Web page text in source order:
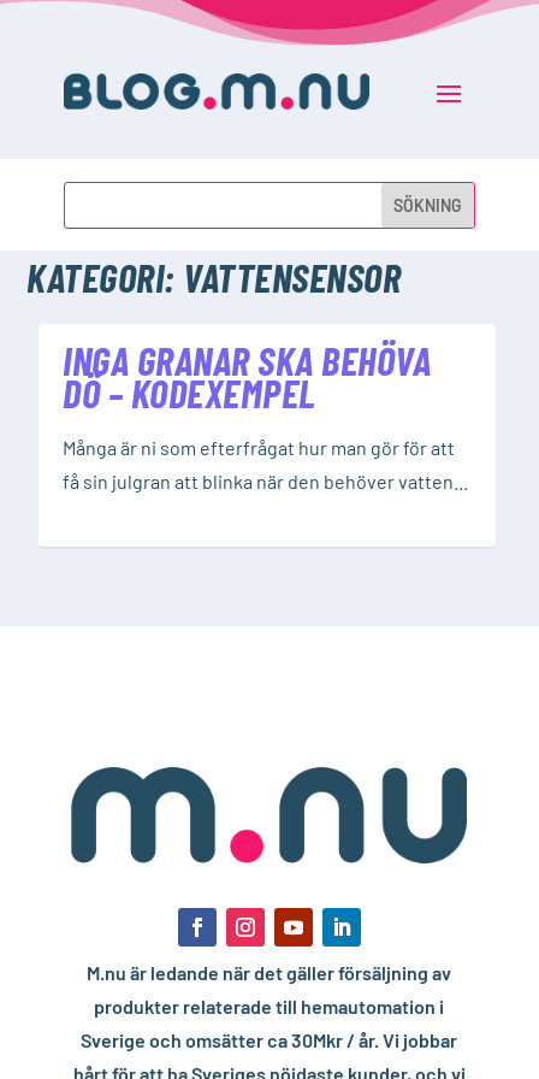
KATEGORI: VATTENSENSOR
INGA GRANAR SKA BEHÖVA
DÖ – KODEXEMPEL
Många är ni som efterfrågat hur man gör för att
få sin julgran att blinka när den behöver vatten...
M.nu är ledande när det gäller försäljning av
produkter relaterade till hemautomation i
Sverige och omsätter ca 30Mkr / år. Vi jobbar
hårt för att ha Sveriges nöjdaste kunder, och vi